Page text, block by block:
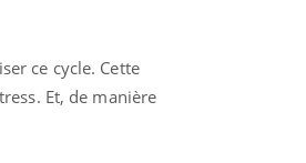
ce cycle. Cette
Et, de manière